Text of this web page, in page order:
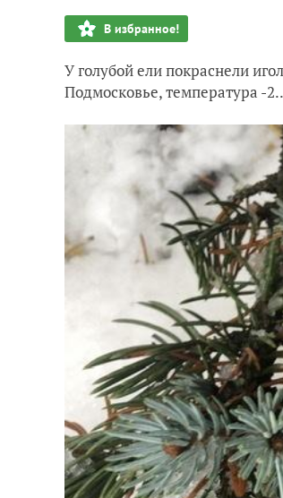
В избранное!
У голубой ели покраснели
Подмосковье, температура -